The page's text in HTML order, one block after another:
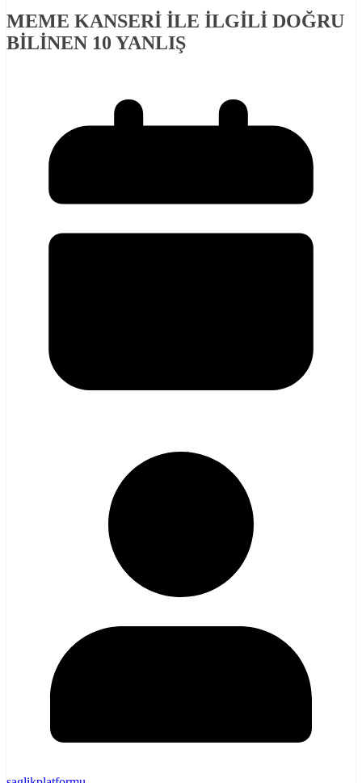
MEME KANSERİ İLE İLGİLİ DOĞRU
BİLİNEN 10 YANLIŞ